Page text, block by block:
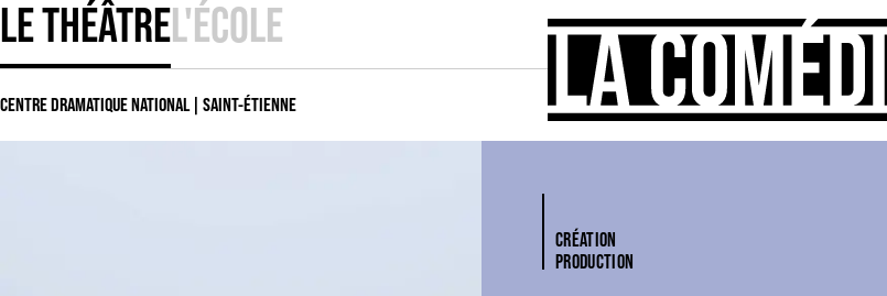
LE THÉÂTREL'ÉCOLE
CENTRE DRAMATIQUE NATIONAL | SAINT-ÉTIENNE
CRÉATION
PRODUCTION